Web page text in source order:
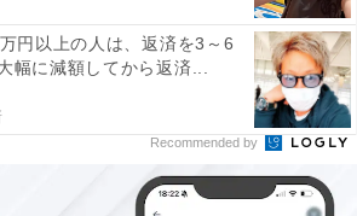
円以上の人は、返済を3～6
幅に減額してから返済...
Recommended by